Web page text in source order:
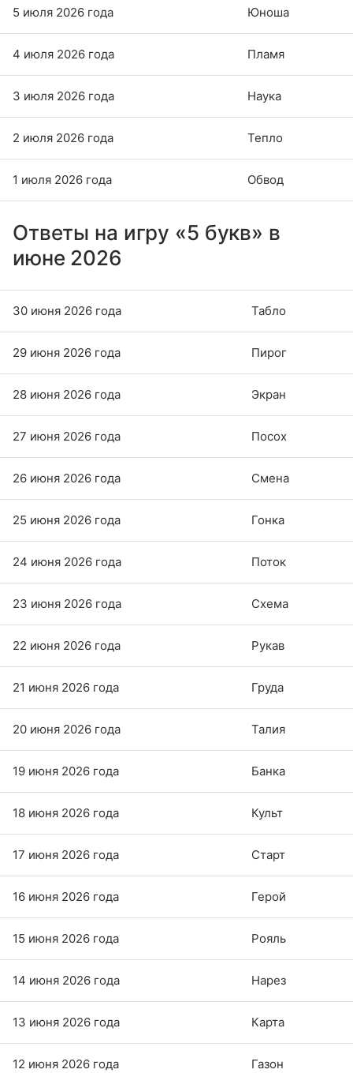
5 июля 2026 года Юноша
4 июля 2026 года Пламя
3 июля 2026 года Наука
2 июля 2026 года Тепло
1 июля 2026 года Обвод
Ответы на игру «5 букв» в
июне 2026
30 июня 2026 года Табло
29 июня 2026 года Пирог
28 июня 2026 года Экран
27 июня 2026 года Посох
26 июня 2026 года Смена
25 июня 2026 года Гонка
24 июня 2026 года Поток
23 июня 2026 года Схема
22 июня 2026 года Рукав
21 июня 2026 года Груда
20 июня 2026 года Талия
19 июня 2026 года Банка
18 июня 2026 года Культ
17 июня 2026 года Старт
16 июня 2026 года Герой
15 июня 2026 года Рояль
14 июня 2026 года Нарез
13 июня 2026 года Карта
12 июня 2026 года Газон